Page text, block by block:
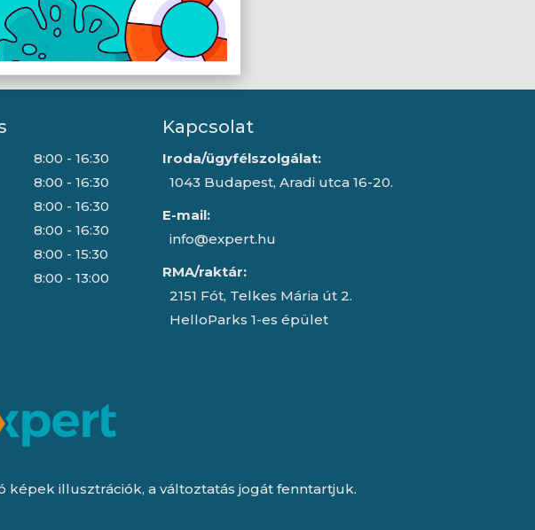
8:00 - 16:30
8:00 - 16:30
8:00 - 16:30
8:00 - 16:30
8:00 - 15:30
8:00 - 13:00
Kapcsolat
Iroda/ügyfélszolgálat:
1043 Budapest, Aradi utca 16-20.
E-mail:
info@expert.hu
RMA/raktár:
2151 Fót, Telkes Mária út 2.
HelloParks 1-es épület
illusztrációk, a változtatás jogát fenntartjuk.